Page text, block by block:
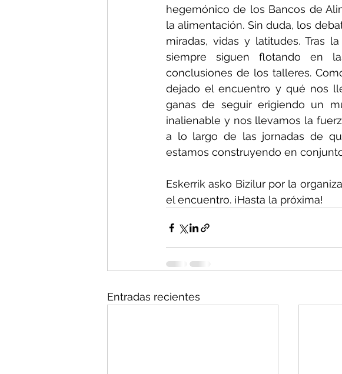
hegemónico de los Bancos de
la alimentación. Sin duda, los
miradas, vidas y latitudes. Tras
siempre siguen flotando en
conclusiones de los talleres.
dejado el encuentro y qué nos
ganas de seguir erigiendo un
inalienable y nos llevamos la
a lo largo de las jornadas de
estamos construyendo en
Eskerrik asko Bizilur por la
el encuentro. ¡Hasta la próxima!
Entradas recientes